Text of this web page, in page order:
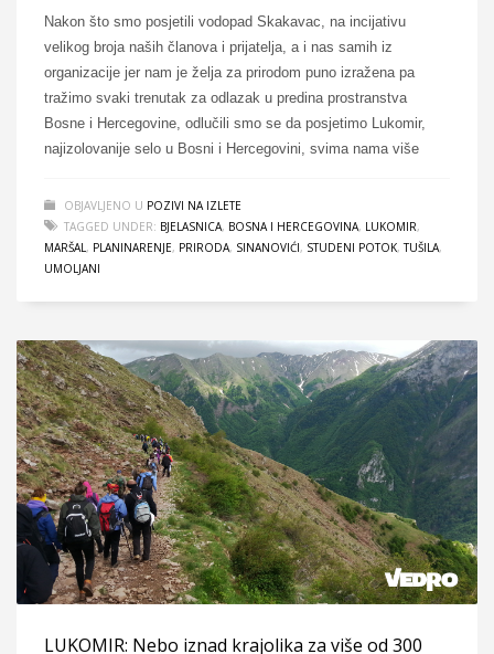
Nakon što smo posjetili vodopad Skakavac, na incijativu
velikog broja naših članova i prijatelja, a i nas samih iz
organizacije jer nam je želja za prirodom puno izražena pa
tražimo svaki trenutak za odlazak u predina prostranstva
Bosne i Hercegovine, odlučili smo se da posjetimo Lukomir,
najizolovanije selo u Bosni i Hercegovini, svima nama više
OBJAVLJENO U POZIVI NA IZLETE
TAGGED UNDER: BJELASNICA, BOSNA I HERCEGOVINA, LUKOMIR,
MARŠAL, PLANINARENJE, PRIRODA, SINANOVIĆI, STUDENI POTOK,TUŠILA,
UMOLJANI
LUKOMIR: Nebo iznad krajolika za više od 300